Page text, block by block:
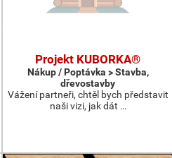
Projekt KUBORKA®
Nákup / Poptávka > Stavba,
dřevostavby
Vážení partneři, chtěl bych představit
naši vizi, jak dát …